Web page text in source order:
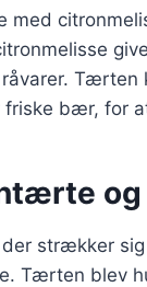
med
Tærten
bær, for
strækker
Tærten blev